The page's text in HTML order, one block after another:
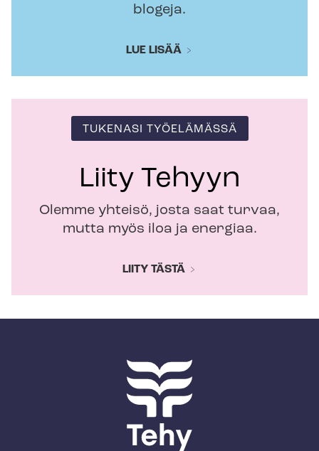
blogeja.
LUE LISÄÄ
TUKENASI TYÖELÄMÄSSÄ
Liity Tehyyn
Olemme yhteisö, josta saat turvaa,
mutta myös iloa ja energiaa.
LIITY TÄSTÄ